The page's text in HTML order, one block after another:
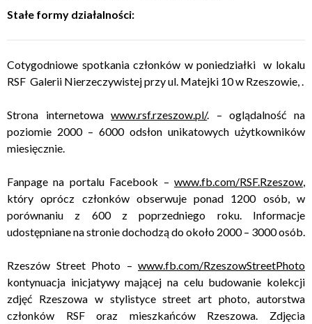
Stałe formy działalności:
Cotygodniowe spotkania członków w poniedziałki w lokalu
RSF Galerii Nierzeczywistej przy ul. Matejki 10 w Rzeszowie, .
Strona internetowawww.rsf.rzeszow.pl/. – oglądalność na
poziomie 2000 – 6000 odsłon unikatowych użytkowników
miesięcznie.
Fanpage na portalu Facebook – www.fb.com/RSF.Rzeszow,
który oprócz członków obserwuje ponad 1200 osób, w
porównaniu z 600 z poprzedniego roku. Informacje
udostępniane na stronie dochodzą do około 2000 – 3000 osób.
Rzeszów Street Photo – www.fb.com/RzeszowStreetPhoto
kontynuacja inicjatywy mającej na celu budowanie kolekcji
zdjęć Rzeszowa w stylistyce street art photo, autorstwa
członków RSF oraz mieszkańców Rzeszowa. Zdjęcia